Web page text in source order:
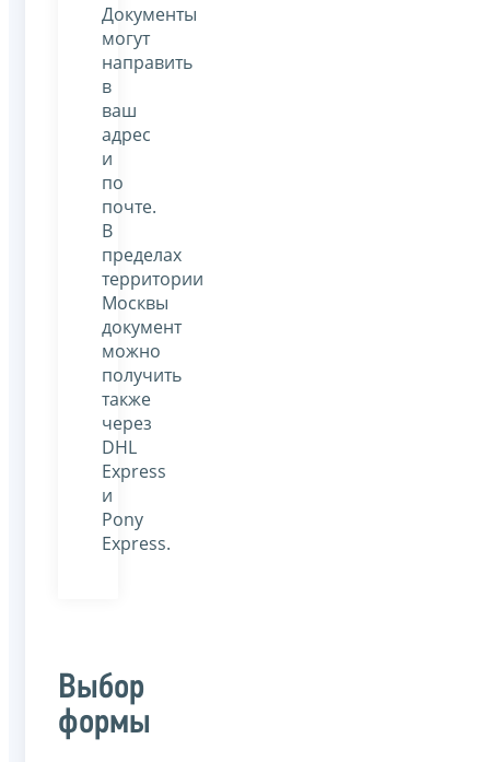
Документы
могут
направить
в
ваш
адрес
и
по
почте.
В
пределах
территории
Москвы
документ
можно
получить
также
через
DHL
Express
и
Pony
Express.
Выбор
формы